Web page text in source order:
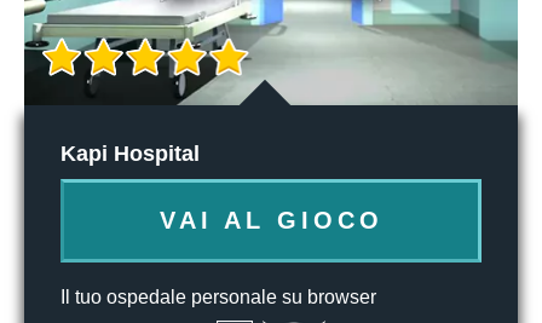
Kapi Hospital
VAI AL GIOCO
Il tuo ospedale personale su browser